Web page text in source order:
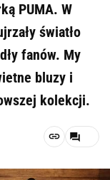
PUMA. W
światło
fanów. My
bluzy i
kolekcji.